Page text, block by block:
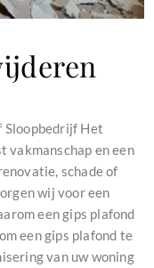
Sloopbedrijf Het
vakmanschap en een
schade of
wij voor een
een gips plafond
een gips plafond te
van uw woning